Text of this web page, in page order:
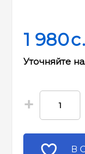
1 980c.
Уточняйте
+
В